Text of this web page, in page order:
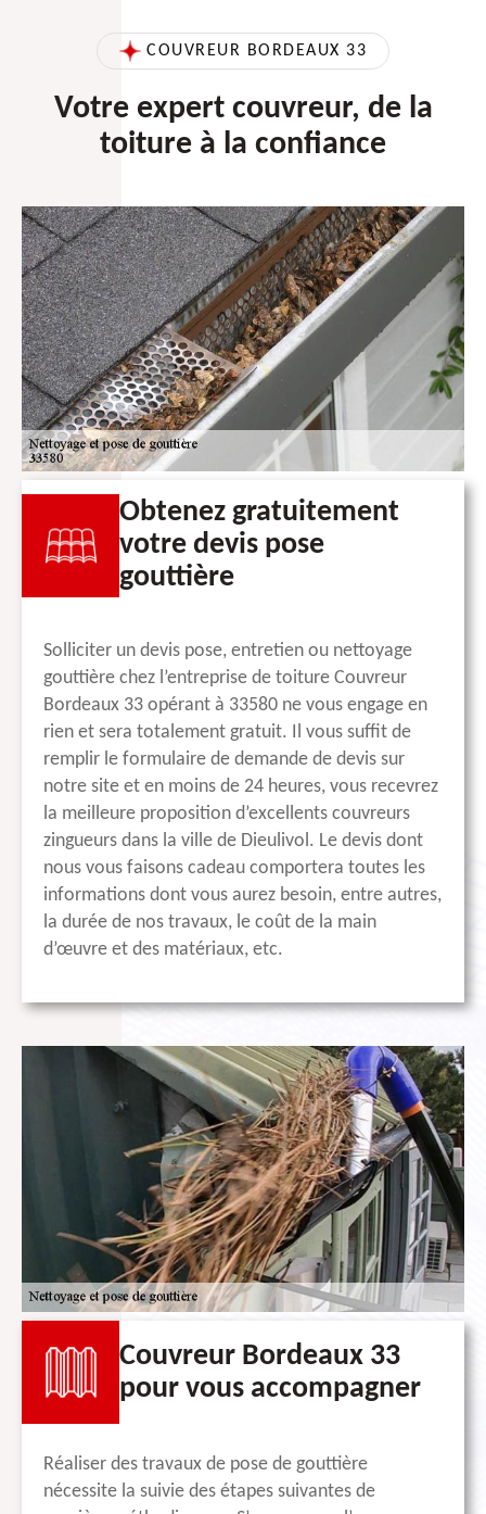
COUVREUR BORDEAUX 33
Votre expert couvreur, de la
toiture à la confiance
Obtenez gratuitement
votre devis pose
gouttière
Solliciter un devis pose, entretien ou nettoyage
gouttière chez l’entreprise de toiture Couvreur
Bordeaux 33 opérant à 33580 ne vous engage en
rien et sera totalement gratuit. Il vous suffit de
remplir le formulaire de demande de devis sur
notre site et en moins de 24 heures, vous recevrez
la meilleure proposition d’excellents couvreurs
zingueurs dans la ville de Dieulivol. Le devis dont
nous vous faisons cadeau comportera toutes les
informations dont vous aurez besoin, entre autres,
la durée de nos travaux, le coût de la main
d’œuvre et des matériaux, etc.
Couvreur Bordeaux 33
pour vous accompagner
Réaliser des travaux de pose de gouttière
nécessite la suivie des étapes suivantes de